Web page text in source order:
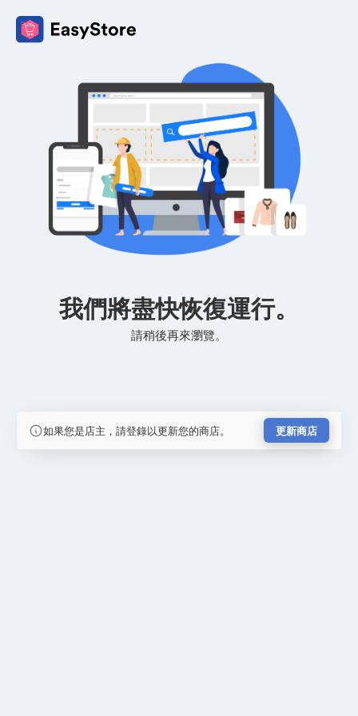
我們將盡快恢復運行。
請稍後再來瀏覽。
如果您是店主，請登錄以更新您的商店。 更新商店